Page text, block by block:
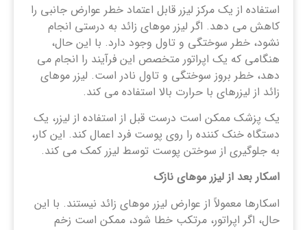
استفاده از یک مرکز لیزر قابل اعتماد خطر عوارض جانبی را
کاهش می دهد. اگر لیزر موهای زائد به درستی انجام
نشود، خطر سوختگی و تاول وجود دارد. با این حال،
هنگامی که یک اپراتور متخصص این فرآیند را انجام می
دهد، خطر بروز سوختگی و تاول نادر است. لیزر موهای
زائد از لیزرهای با حرارت بالا استفاده می کند.
یک پزشک ممکن است درست قبل از استفاده از لیزر، یک
دستگاه خنک کننده را روی پوست فرد اعمال کند. این کار،
به جلوگیری از سوختن پوست توسط لیزر کمک می کند.
اسکار بعد از لیزر موهای نازک
اسکارها معمولاً از عوارض لیزر موهای زائد نیستند. با این
حال، اگر اپراتور، مرتکب خطا شود، ممکن است زخم